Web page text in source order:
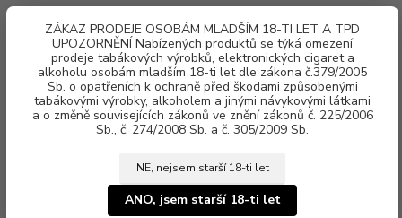
ZÁKAZ PRODEJE OSOBÁM MLADŠÍM 18-TI LET A TPD
UPOZORNĚNÍ Nabízených produktů se týká omezení
prodeje tabákových výrobků, elektronických cigaret a
alkoholu osobám mladším 18-ti let dle zákona č.379/2005
Sb. o opatřeních k ochraně před škodami způsobenými
tabákovými výrobky, alkoholem a jinými návykovými látkami
a o změně souvisejících zákonů ve znění zákonů č. 225/2006
Sb., č. 274/2008 Sb. a č. 305/2009 Sb.
NE, nejsem starší 18-ti let
ANO, jsem starší 18-ti let
Menu
za0 Kč
VINCI S Pod 2000mAh Gold Gradient